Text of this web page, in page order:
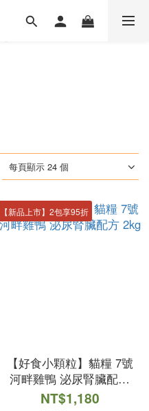
每頁顯示 24 個
【新品上市】2包享95折
【好食小顆粒】貓糧 7號
河畔雞鴨 泌尿腎臟配方
2kg
NT$1,180